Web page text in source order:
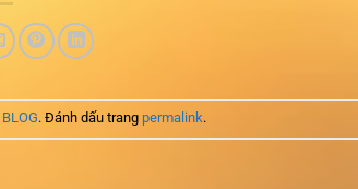
BLOG. Đánh dấu trang permalink.